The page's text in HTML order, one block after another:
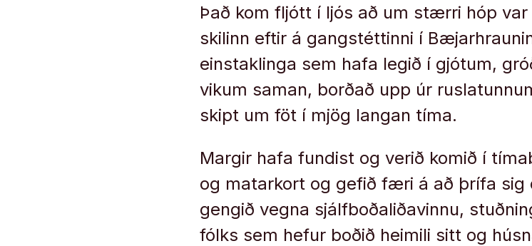
Það kom fljótt í ljós að um stærri hóp
skilinn eftir á gangstéttinni í
einstaklinga sem hafa legið í gjótum,
vikum saman, borðað upp úr
skipt um föt í mjög langan tíma.
Margir hafa fundist og verið komið í
og matarkort og gefið færi á að þrífa
gengið vegna sjálfboðaliðavinnu,
fólks sem hefur boðið heimili sitt og